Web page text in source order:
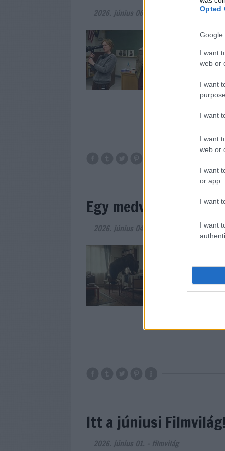
Opted
Google
I want
web or
I want
I want
I want
web or
I want
or app.
I want
I want
2026. június 06.
A Metropolis
Magyarországon
tanulmányokat
az adott alkotó
Egy medvekamasz
2026. június 04.
időnként
építkező
a két alkotás egy
Itt a júniusi Filmvilág!
2026. június 01. - filmvilág